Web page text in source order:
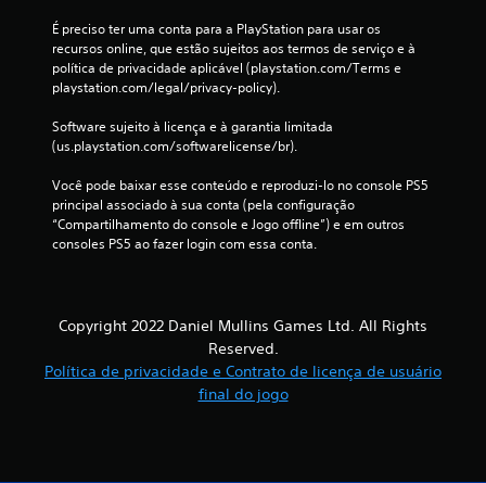
i
ç
õ
É preciso ter uma conta para a PlayStation para usar os
recursos online, que estão sujeitos aos termos de serviço e à
política de privacidade aplicável (playstation.com/Terms e
playstation.com/legal/privacy-policy).
Software sujeito à licença e à garantia limitada
(us.playstation.com/softwarelicense/br).
Você pode baixar esse conteúdo e reproduzi-lo no console PS5
principal associado à sua conta (pela configuração
“Compartilhamento do console e Jogo offline”) e em outros
consoles PS5 ao fazer login com essa conta.
Copyright 2022 Daniel Mullins Games Ltd. All Rights
Reserved.
Política de privacidade e Contrato de licença de usuário
final do jogo